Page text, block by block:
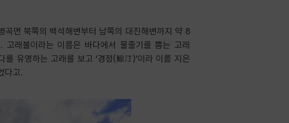
면 북쪽의 백석해변부터 남쪽의 대진해변까지 약 8
래불이라는 이름은 바다에서 물줄기를 뿜는 고래
유영하는 고래를 보고 ‘경정(鯨汀)’이라 이름 지은
다고.